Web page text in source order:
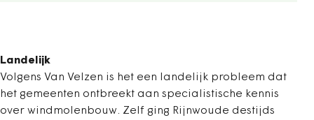
Landelijk
Volgens Van Velzen is het een landelijk probleem dat
het gemeenten ontbreekt aan specialistische kennis
over windmolenbouw. Zelf ging Rijnwoude destijds